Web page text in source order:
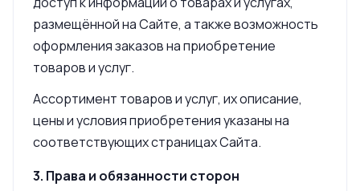
размещённой на Сайте, а также возможность
оформления заказов на приобретение
товаров и услуг.
Ассортимент товаров и услуг, их описание,
цены и условия приобретения указаны на
соответствующих страницах Сайта.
3. Права и обязанности сторон